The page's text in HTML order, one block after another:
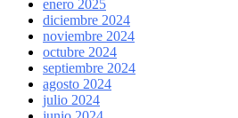
enero 2025
diciembre 2024
noviembre 2024
octubre 2024
septiembre 2024
agosto 2024
julio 2024